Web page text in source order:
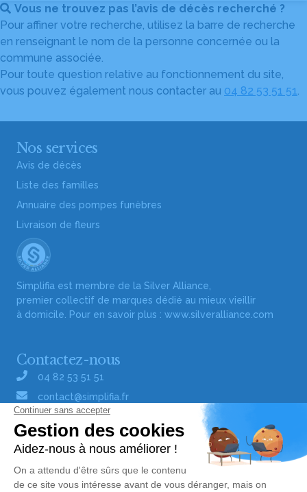
Vous ne trouvez pas l’avis de décès recherché ?
Pour affiner votre recherche, utilisez la barre de recherche
en renseignant le nom de la personne concernée ou la
commune associée.
Pour toute question relative au fonctionnement du site,
vous pouvez également nous contacter au 04 82 53 51 51.
Nos services
Avis de décès
Liste des familles
Annuaire des pompes funèbres
Livraison de fleurs
Simplifia est membre de la Silver Alliance,
premier collectif de marques dédié au mieux vieillir
à domicile. Pour en savoir plus : www.silveralliance.com
Contactez-nous
04 82 53 51 51
contact@simplifia.fr
Réseaux sociaux